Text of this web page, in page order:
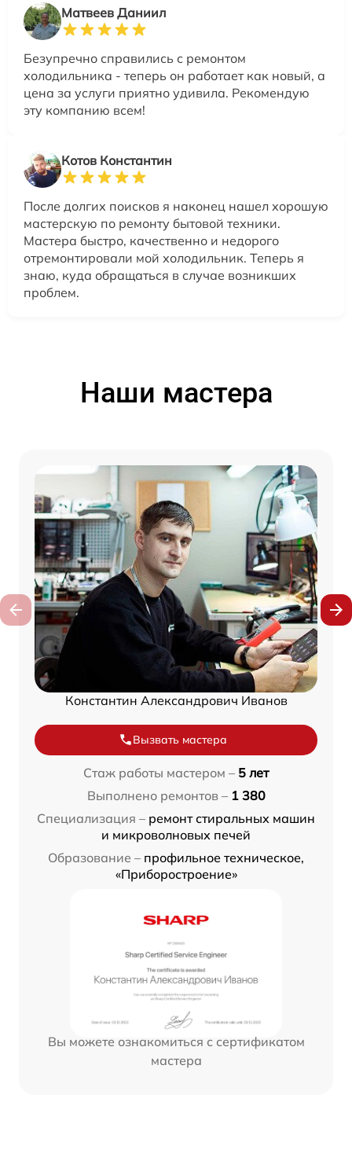
Матвеев Даниил
Безупречно справились с ремонтом
холодильника - теперь он работает как новый, а
цена за услуги приятно удивила. Рекомендую
эту компанию всем!
Котов Константин
После долгих поисков я наконец нашел хорошую
мастерскую по ремонту бытовой техники.
Мастера быстро, качественно и недорого
отремонтировали мой холодильник. Теперь я
знаю, куда обращаться в случае возникших
проблем.
Наши мастера
Константин Александрович Иванов
Вызвать мастера
Стаж работы мастером – 5 лет
Выполнено ремонтов – 1 380
Специализация – ремонт стиральных машин
и микроволновых печей
Образование – профильное техническое,
«Приборостроение»
Вы можете ознакомиться с сертификатом
мастера